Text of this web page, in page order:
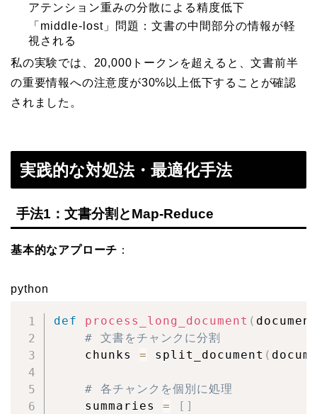
アテンション重みの分散による精度低下
「middle-lost」問題：文書の中間部分の情報が軽
視される
私の実験では、20,000トークンを超えると、文書前半
の重要情報への注意度が30%以上低下することが確認
されました。
実践的な対処法・最適化手法
手法1：文書分割とMap-Reduce
基本的なアプローチ ：
python
def process_long_document (
# 文書をチャンクに分割
    chunks
= split_document (
# 各チャンクを個別に処理
    summaries
= [ ]